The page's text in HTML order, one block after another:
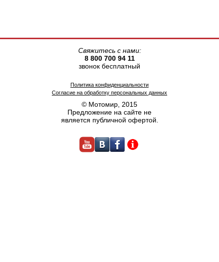
© Мотомир, 2015
Предложение на сайте не
является публичной офертой.
Политика конфиденциальности
Согласие на обработку персональных данных
Свяжитесь с нами:
8 800 700 94 11
звонок бесплатный